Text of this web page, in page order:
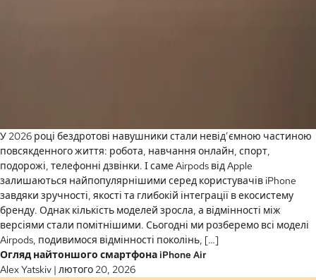
У 2026 році бездротові навушники стали невід’ємною частиною
повсякденного життя: робота, навчання онлайн, спорт,
подорожі, телефонні дзвінки. І саме Airpods від Apple
залишаються найпопулярнішими серед користувачів iPhone
завдяки зручності, якості та глибокій інтеграції в екосистему
бренду. Однак кількість моделей зросла, а відмінності між
версіями стали помітнішими. Сьогодні ми розберемо всі моделі
Airpods, подивимося відмінності поколінь, […]
Огляд найтоншого смартфона iPhone Air
Alex Yatskiv | лютого 20, 2026